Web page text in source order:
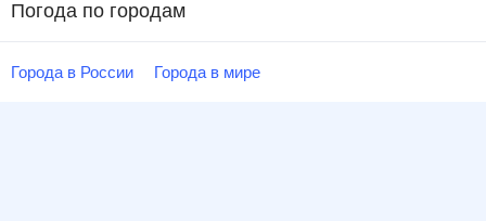
Погода по городам
Города в России Города в мире